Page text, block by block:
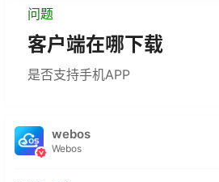
问题
客户端在哪下载
是否支持手机APP
webos
Webos